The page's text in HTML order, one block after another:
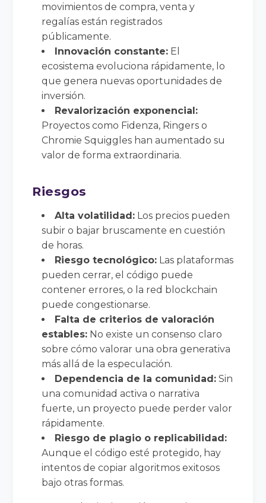
movimientos de compra, venta y
regalías están registrados
públicamente.
Innovación constante: El
ecosistema evoluciona rápidamente, lo
que genera nuevas oportunidades de
inversión.
Revalorización exponencial:
Proyectos como Fidenza, Ringers o
Chromie Squiggles han aumentado su
valor de forma extraordinaria.
Riesgos
Alta volatilidad: Los precios pueden
subir o bajar bruscamente en cuestión
de horas.
Riesgo tecnológico: Las plataformas
pueden cerrar, el código puede
contener errores, o la red blockchain
puede congestionarse.
Falta de criterios de valoración
estables: No existe un consenso claro
sobre cómo valorar una obra generativa
más allá de la especulación.
Dependencia de la comunidad: Sin
una comunidad activa o narrativa
fuerte, un proyecto puede perder valor
rápidamente.
Riesgo de plagio o replicabilidad:
Aunque el código esté protegido, hay
intentos de copiar algoritmos exitosos
bajo otras formas.